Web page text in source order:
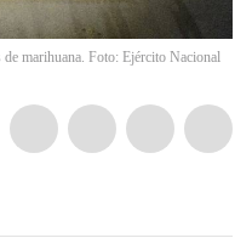
marihuana. Foto: Ejército Nacional